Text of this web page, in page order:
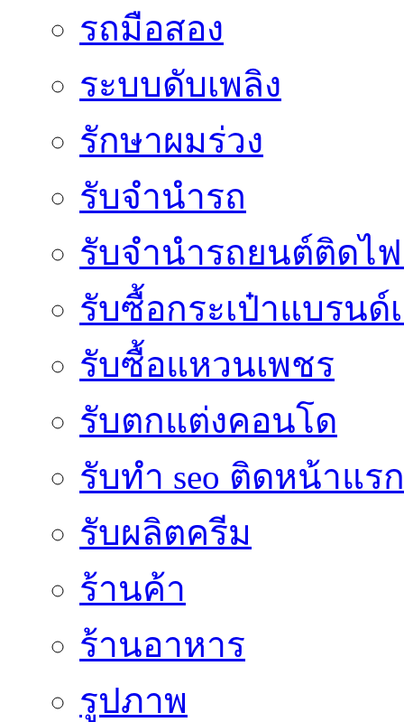
รถมือสอง
ระบบดับเพลิง
รักษาผมร่วง
รับจำนำรถ
รับจํานํารถยนต์ติดไ
รับซื้อกระเป๋าแบรนด์
รับซื้อแหวนเพชร
รับตกแต่งคอนโด
รับทำ seo ติดหน้าแรก
รับผลิตครีม
ร้านค้า
ร้านอาหาร
รูปภาพ